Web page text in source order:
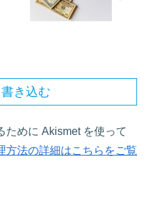
き込む
ために Akismet を使って
方法の詳細はこちらをご覧